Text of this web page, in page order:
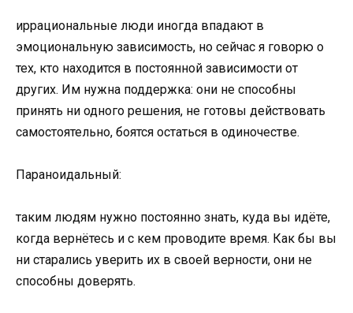
иррациональные люди иногда впадают в
эмоциональную зависимость, но сейчас я говорю о
тех, кто находится в постоянной зависимости от
других. Им нужна поддержка: они не способны
принять ни одного решения, не готовы действовать
самостоятельно, боятся остаться в одиночестве.
Параноидальный:
таким людям нужно постоянно знать, куда вы идёте,
когда вернётесь и с кем проводите время. Как бы вы
ни старались уверить их в своей верности, они не
способны доверять.